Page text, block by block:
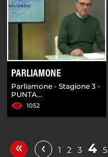
PARLIAMONE
Parliamone - Stagione 3 -
PUNTA...
1052
« ‹ 1 2 3 4 5